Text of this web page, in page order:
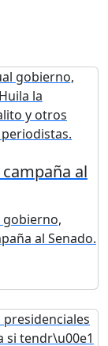
al
gobierno,
al Senado.